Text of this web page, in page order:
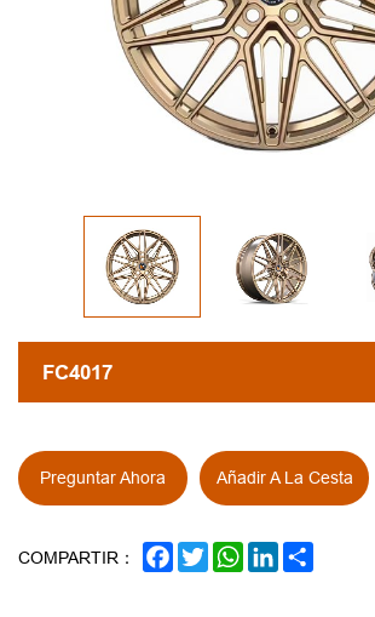
FC4017
Preguntar Ahora Añadir A La Cesta
COMPARTIR： FACEBOOK
TWITTERWHATSAPP
LINKEDIN